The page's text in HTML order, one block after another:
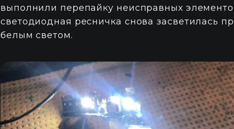
выполнили перепайку неисправных
светодиодная ресничка снова засветилась
белым светом.